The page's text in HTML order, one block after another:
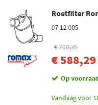
Roetfilter
07 12 005
€ 700,35
€ 588,29
Op
Vandaag voor